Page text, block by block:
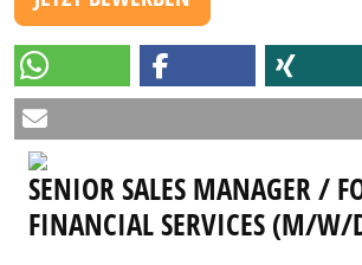
SENIOR SALES MANAGER /
FINANCIAL SERVICES (M/W/